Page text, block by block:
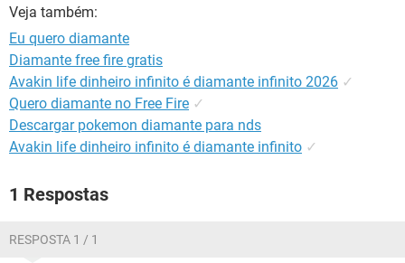
GUIA DE COMPRAS
Veja também:
Eu quero diamante
Diamante free fire gratis
Avakin life dinheiro infinito é diamante infinito 2026 ✓
Quero diamante no Free Fire ✓
Descargar pokemon diamante para nds
Avakin life dinheiro infinito é diamante infinito ✓
1 Respostas
RESPOSTA 1 / 1